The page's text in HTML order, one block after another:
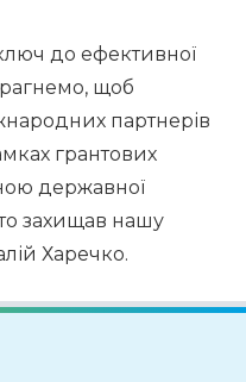
до ефективної
щоб
партнерів
грантових
державної
захищав нашу
Харечко.